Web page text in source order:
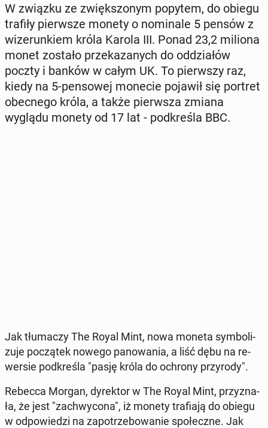
W związku ze zwięk­szo­nym popytem, do obiegu
trafiły pierw­sze monety o no­mi­na­le 5 pensów z
wi­ze­run­kiem króla Karola III. Ponad 23,2 miliona
monet zostało prze­ka­za­nych do od­dzia­łów
poczty i banków w całym UK. To pierw­szy raz,
kiedy na 5-pen­so­wej monecie pojawił się portret
obec­ne­go króla, a także pierw­sza zmiana
wyglądu monety od 17 lat - pod­kre­śla BBC.
Jak tłu­ma­czy The Royal Mint, nowa moneta sym­bo­li­
zu­je po­czą­tek nowego pa­no­wa­nia, a liść dębu na re­
wer­sie pod­kre­śla "pasję króla do ochrony przy­ro­dy".
Rebecca Morgan, dy­rek­tor w The Royal Mint, przy­zna­
ła, że jest "za­chwy­co­na", iż monety tra­fia­ją do obiegu
w od­po­wie­dzi na za­po­trze­bo­wa­nie spo­łecz­ne. Jak